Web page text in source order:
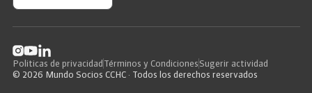
APLICAR FILTROS
Politicas de privacidadTérminos y CondicionesSugerir actividad
© 2026 Mundo Socios CCHC · Todos los derechos reservados